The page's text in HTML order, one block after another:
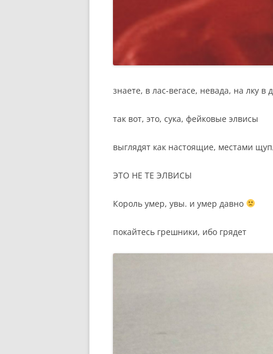
знаете, в лас-вегасе, невада, на лку
так вот, это, сука, фейковые элвисы
выглядят как настоящие, местами
ЭТО НЕ ТЕ ЭЛВИСЫ
Король умер, увы. и умер давно
покайтесь грешники, ибо грядет